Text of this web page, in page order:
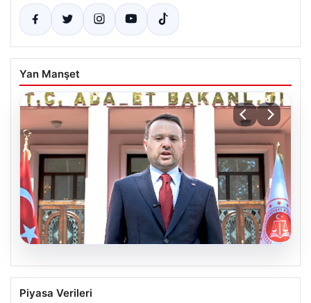
Yan Manşet
06.08.2026
Bakan Gürlek’ten Çerçeve Yasa
Açıklaması: “Tüm İşlemler Hukuk
Piyasa Verileri